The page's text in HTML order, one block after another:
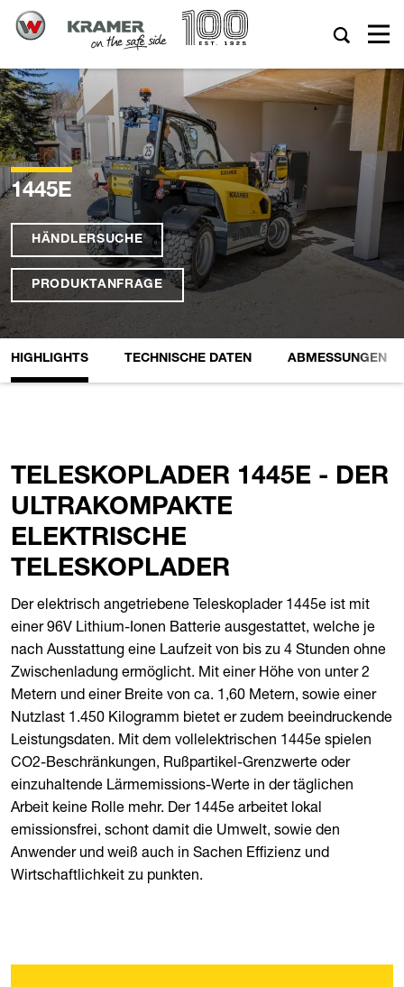
1445E
HÄNDLERSUCHE
PRODUKTANFRAGE
HIGHLIGHTS TECHNISCHE DATEN ABMESSUNGEN
TELESKOPLADER 1445E - DER
ULTRAKOMPAKTE
ELEKTRISCHE
TELESKOPLADER
Der elektrisch angetriebene Teleskoplader 1445e ist mit
einer 96V Lithium-Ionen Batterie ausgestattet, welche je
nach Ausstattung eine Laufzeit von bis zu 4 Stunden ohne
Zwischenladung ermöglicht. Mit einer Höhe von unter 2
Metern und einer Breite von ca. 1,60 Metern, sowie einer
Nutzlast 1.450 Kilogramm bietet er zudem beeindruckende
Leistungsdaten. Mit dem vollelektrischen 1445e spielen
CO2-Beschränkungen, Rußpartikel-Grenzwerte oder
einzuhaltende Lärmemissions-Werte in der täglichen
Arbeit keine Rolle mehr. Der 1445e arbeitet lokal
emissionsfrei, schont damit die Umwelt, sowie den
Anwender und weiß auch in Sachen Effizienz und
Wirtschaftlichkeit zu punkten.